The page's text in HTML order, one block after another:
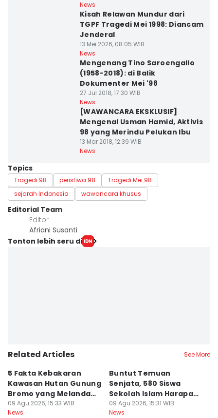
News
Kisah Relawan Mundur dari
TGPF Tragedi Mei 1998: Diancam
Jenderal
13 Mei 2026, 08:05 WIB
News
Mengenang Tino Saroengallo
(1958-2018): di Balik
Dokumenter Mei '98
27 Jul 2018, 17:30 WIB
News
[WAWANCARA EKSKLUSIF]
Mengenal Usman Hamid, Aktivis
98 yang Merindu Pelukan Ibu
13 Mar 2018, 12:39 WIB
News
Topics
Tragedi 98 peristiwa 98
Tragedi Mei 98
sejarah Indonesia
wawancara khusus
Editorial Team
Editor
Afriani Susanti
Tonton lebih seru di
Related Articles See More
5 Fakta Kebakaran
Kawasan Hutan Gunung
Bromo yang Melanda
Sepekan Ini
09 Agu 2026, 15:33 WIB
News
Buntut Temuan
Senjata, 580 Siswa
Sekolah Islam Harapan
Ibu Belajar Jarak Jauh
09 Agu 2026, 15:31 WIB
News